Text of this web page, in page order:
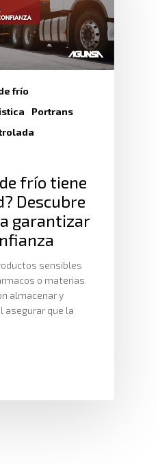
frío
Portrans
frío tiene
Descubre
garantizar
sensibles
o materias
almacenar y
asegurar que la